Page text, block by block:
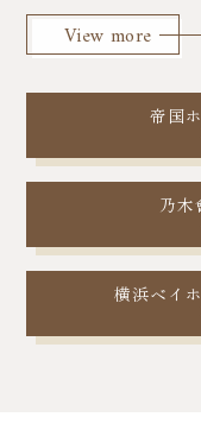
View more
帝国
乃
横浜ベイ